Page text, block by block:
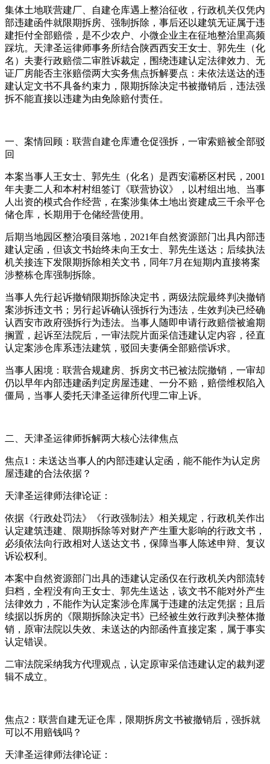
集体土地联营建厂、自建仓库遇上整治征收，行政机关仅凭内
部违建函件就限期拆房、强制拆除，事后还以建筑无证属于违
建拒付全部赔偿，是不少农户、小微企业主在征地整治里高频
踩坑。天津圣运律师事务所结合陕西西安王女士、郭先生（化
名）夫妻行政赔偿二审胜诉裁定，围绕违建认定法律效力、无
证厂房能否主张赔偿两大实务焦点拆解要点：未依法送达的违
建认定文书不具备约束力，限期拆除决定书被撤销后，违法强
拆不能直接以违建为由免除赔付责任。
一、案情回顾：联营自建仓库遭仓促强拆，一审索赔被全部驳
回
本案当事人王女士、郭先生（化名）是西安灞桥区村民，2001
年夫妻二人和本村村组签订《联营协议》，以村组出地、当事
人出资的模式合作经营，在案涉集体土地出资建成三千余平仓
储仓库，长期用于仓储经营使用。
后期当地园区整治项目落地，2021年自然资源部门出具内部违
建认定函，但该文书始终未向王女士、郭先生送达；后续执法
机关接连下发限期拆除相关文书，同年7月在短期内直接将案
涉整栋仓库强制拆除。
当事人先行起诉撤销限期拆除决定书，两级法院最终判决撤销
案涉拆违文书；另行起诉确认强拆行为违法，生效判决已经确
认西安市政府强拆行为违法。当事人随即申请行政赔偿被逾期
搁置，起诉至法院后，一审法院片面采信违建认定内容，径直
认定案涉仓库系违法建筑，驳回夫妻俩全部赔偿诉求。
当事人困境：联营合规建房、拆房文书已被法院撤销，一审却
仍以早年内部违建函判定房屋违建、一分不赔，赔偿维权陷入
僵局，当事人委托天津圣运律所代理二审上诉。
二、天津圣运律师拆解两大核心法律焦点
焦点1：未送达当事人的内部违建认定函，能不能作为认定房
屋违建的合法依据？
天津圣运律师法律论证：
依据《行政处罚法》《行政强制法》相关规定，行政机关作出
认定建筑违建、限期拆除等对财产产生重大影响的行政文书，
必须依法向行政相对人送达文书，保障当事人陈述申辩、复议
诉讼权利。
本案中自然资源部门出具的违建认定函仅在行政机关内部流转
归档，全程没有向王女士、郭先生送达，该文书不能对外产生
法律效力，不能作为认定案涉仓库属于违建的法定凭据；且后
续据以拆房的《限期拆除决定书》已经被生效行政判决整体撤
销，原审法院以失效、未送达的内部函件直接定案，属于事实
认定错误。
二审法院采纳我方代理观点，认定原审采信违建认定的裁判逻
辑不成立。
焦点2：联营自建无证仓库，限期拆房文书被撤销后，强拆就
可以不用赔钱吗？
天津圣运律师法律论证：